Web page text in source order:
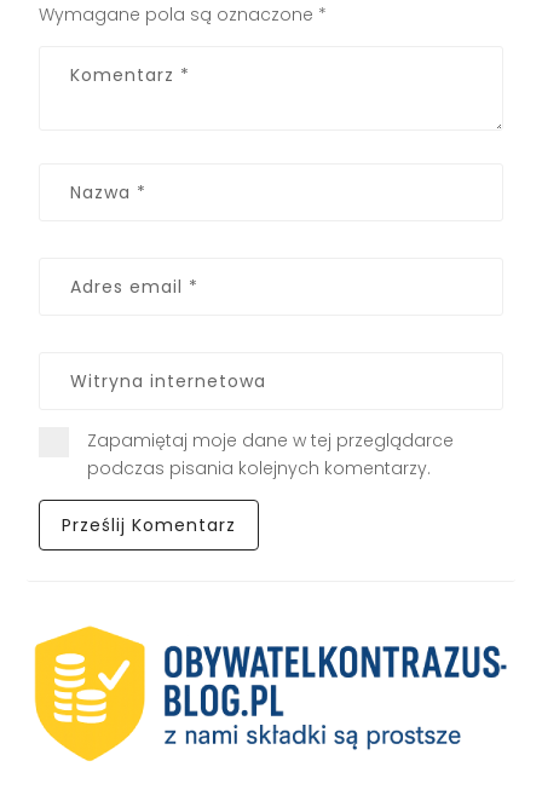
Wymagane pola są oznaczone *
Zapamiętaj moje dane w tej przeglądarce
podczas pisania kolejnych komentarzy.